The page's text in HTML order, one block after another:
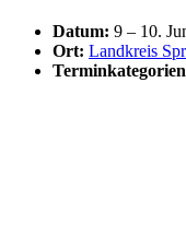
Datum: 9 – 10.
Ort: Landkreis